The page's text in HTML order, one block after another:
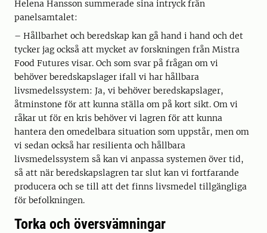
Helena Hansson summerade sina intryck från
panelsamtalet:
– Hållbarhet och beredskap kan gå hand i hand och det
tycker jag också att mycket av forskningen från Mistra
Food Futures visar. Och som svar på frågan om vi
behöver beredskapslager ifall vi har hållbara
livsmedelssystem: Ja, vi behöver beredskapslager,
åtminstone för att kunna ställa om på kort sikt. Om vi
råkar ut för en kris behöver vi lagren för att kunna
hantera den omedelbara situation som uppstår, men om
vi sedan också har resilienta och hållbara
livsmedelssystem så kan vi anpassa systemen över tid,
så att när beredskapslagren tar slut kan vi fortfarande
producera och se till att det finns livsmedel tillgängliga
för befolkningen.
Torka och översvämningar